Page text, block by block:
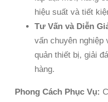
hiệu suất và tiết
Tư Vấn và Diễn
vấn chuyên nghiệp
quản thiết bị, giải
hàng.
Phong Cách Phục Vụ: